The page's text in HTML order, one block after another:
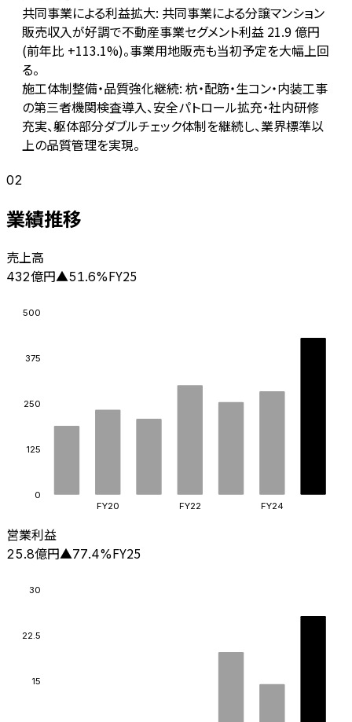
共同事業による利益拡大: 共同事業による分譲マンション
販売収入が好調で不動産事業セグメント利益 21.9 億円
(前年比 +113.1%)。事業用地販売も当初予定を大幅上回
る。
施工体制整備・品質強化継続: 杭・配筋・生コン・内装工事
の第三者機関検査導入、安全パトロール拡充・社内研修
充実、躯体部分ダブルチェック体制を継続し、業界標準以
上の品質管理を実現。
02
業績推移
売上高
432億円▲51.6%FY25
0
125
250
375
500
FY20 FY22 FY24
営業利益
25.8億円▲77.4%FY25
15
22.5
30